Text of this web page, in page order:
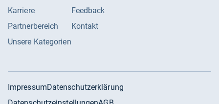
Karriere
Partnerbereich
Unsere Kategorien
Feedback
Kontakt
ImpressumDatenschutzerklärung